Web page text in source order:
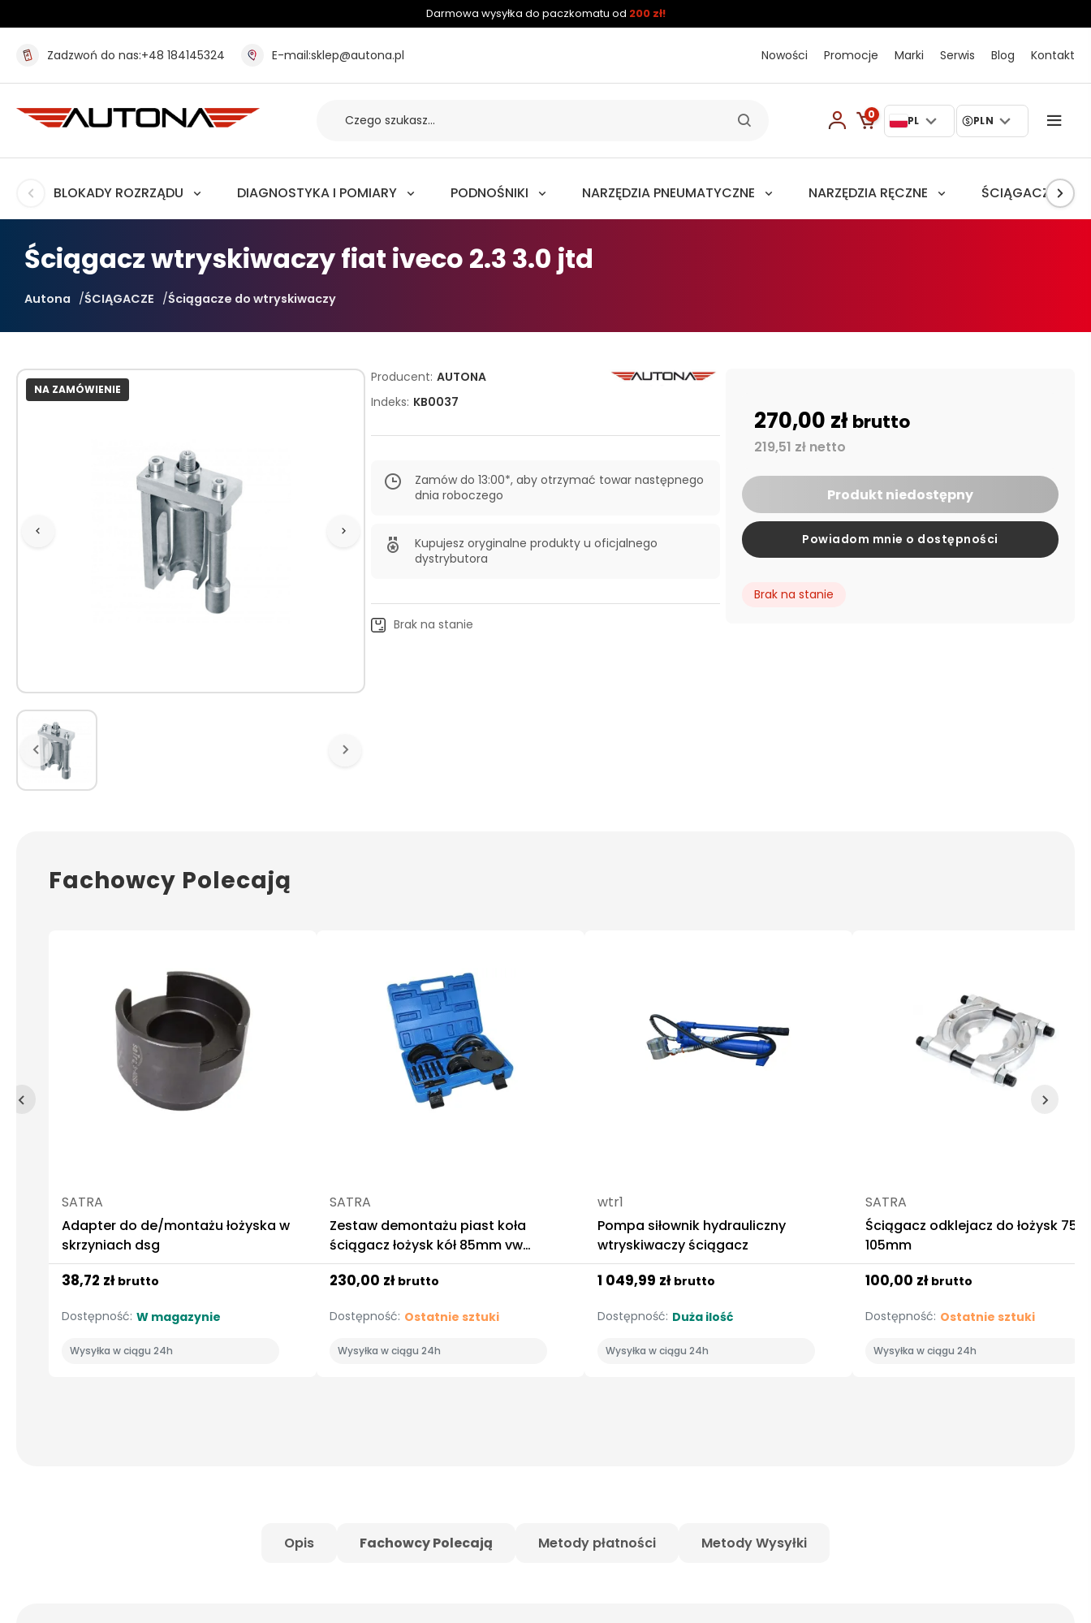
Darmowa wysyłka do paczkomatu od 200 zł!
Zadzwoń do nas:+48 184145324 E-mail:sklep@autona.pl Nowości Promocje Marki Serwis Blog Kontakt
0 PL PLN
BLOKADY ROZRZĄDU DIAGNOSTYKA I POMIARY PODNOŚNIKI NARZĘDZIA PNEUMATYCZNE NARZĘDZIA RĘCZNE ŚCIĄGACZE
Ściągacz wtryskiwaczy fiat iveco 2.3 3.0 jtd
Autona ŚCIĄGACZE Ściągacze do wtryskiwaczy
NA ZAMÓWIENIE
Producent: AUTONA
Indeks: KB0037
Zamów do 13:00*, aby otrzymać towar następnego
dnia roboczego
Kupujesz oryginalne produkty u oficjalnego
dystrybutora
Brak na stanie
270,00 złbrutto
219,51 zł netto
Produkt niedostępny
Powiadom mnie o dostępności
Brak na stanie
Fachowcy Polecają
SATRA
Adapter do de/montażu łożyska w
skrzyniach dsg
38,72 zł brutto
Dostępność: W magazynie
Wysyłka w ciągu 24h
SATRA
Zestaw demontażu piast koła
ściągacz łożysk kół 85mm vw
transporter t5
230,00 zł brutto
Dostępność: Ostatnie sztuki
Wysyłka w ciągu 24h
wtr1
Pompa siłownik hydrauliczny
wtryskiwaczy ściągacz
1 049,99 zł brutto
Dostępność: Duża ilość
Wysyłka w ciągu 24h
SATRA
Ściągacz odklejacz do łożysk 75-
105mm
100,00 zł brutto
Dostępność: Ostatnie sztuki
Wysyłka w ciągu 24h
Opis Fachowcy Polecają Metody płatności Metody Wysyłki